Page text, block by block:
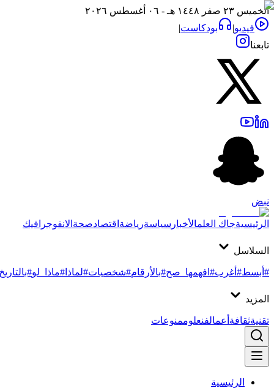
الخميس ٢٣ صفر ١٤٤٨ هـ - ٠٦ أغسطس ٢٠٢٦
فيديو| بودكاست|
تابعنا
نبض
الرئيسيةجاك العلمالأخبار سياسةرياضةاقتصادصحةالانفوجرافيك
السلاسل
#أبسط#أغرب#افهمها_صح#بالأرقام#شخصيات#لماذا #ماذا_لو#بالتاريخ
المزيد
تقنيةثقافةأعمالفنعلوممنوعات
الرئيسية